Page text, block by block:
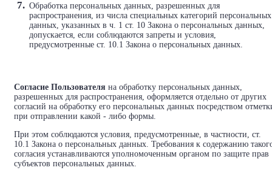
Обработка персональных данных, разрешенных для
распространения, из числа специальных категорий персональных
данных, указанных в ч. 1 ст. 10 Закона о персональных данных,
допускается, если соблюдаются запреты и условия,
предусмотренные ст. 10.1 Закона о персональных данных.
Согласие Пользователя на обработку персональных данных,
разрешенных для распространения, оформляется отдельно от других
согласий на обработку его персональных данных посредством
при отправлении какой - либо формы.
При этом соблюдаются условия, предусмотренные, в частности, ст.
10.1 Закона о персональных данных. Требования к содержанию
согласия устанавливаются уполномоченным органом по защите прав
субъектов персональных данных.